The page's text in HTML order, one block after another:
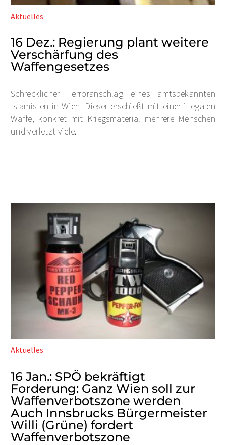
Aktuelles
16 Dez.: Regierung plant weitere
Verschärfung des
Waffengesetzes
Schrecklicher Terroranschlag eines amtsbekannten
Islamisten in Wien. Dieser erschießt mit einer illegalen
Waffe, konkret mit Kriegsmaterial mehrere Menschen
und verletzt viele.
Aktuelles
16 Jan.: SPÖ bekräftigt
Forderung: Ganz Wien soll zur
Waffenverbotszone werden
Auch Innsbrucks Bürgermeister
Willi (Grüne) fordert
Waffenverbotszone